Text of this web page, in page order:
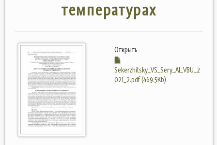
температурах
Открыть
Sekerzhitsky_VS_Sery_AI_VBU_2
021_2.pdf (469.5Kb)